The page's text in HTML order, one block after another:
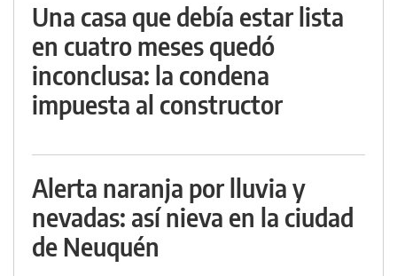
Una casa que debía estar lista
en cuatro meses quedó
inconclusa: la condena
impuesta al constructor
Alerta naranja por lluvia y
nevadas: así nieva en la ciudad
de Neuquén